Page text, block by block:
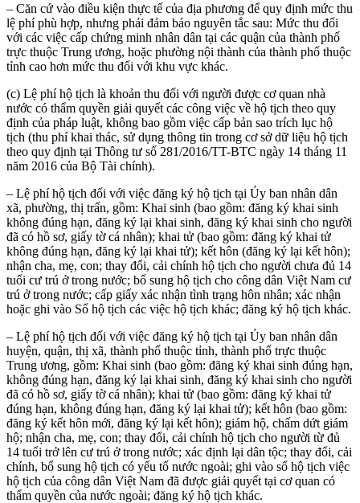
– Căn cứ vào điều kiện thực tế của địa phương để quy định mức thu
lệ phí phù hợp, nhưng phải đảm bảo nguyên tắc sau: Mức thu đối
với các việc cấp chứng minh nhân dân tại các quận của thành phố
trực thuộc Trung ương, hoặc phường nội thành của thành phố thuộc
tỉnh cao hơn mức thu đối với khu vực khác.
(c) Lệ phí hộ tịch là khoản thu đối với người được cơ quan nhà
nước có thẩm quyền giải quyết các công việc về hộ tịch theo quy
định của pháp luật, không bao gồm việc cấp bản sao trích lục hộ
tịch (thu phí khai thác, sử dụng thông tin trong cơ sở dữ liệu hộ tịch
theo quy định tại Thông tư số 281/2016/TT-BTC ngày 14 tháng 11
năm 2016 của Bộ Tài chính).
– Lệ phí hộ tịch đối với việc đăng ký hộ tịch tại Ủy ban nhân dân
xã, phường, thị trấn, gồm: Khai sinh (bao gồm: đăng ký khai sinh
không đúng hạn, đăng ký lại khai sinh, đăng ký khai sinh cho người
đã có hồ sơ, giấy tờ cá nhân); khai tử (bao gồm: đăng ký khai tử
không đúng hạn, đăng ký lại khai tử); kết hôn (đăng ký lại kết hôn);
nhận cha, mẹ, con; thay đổi, cải chính hộ tịch cho người chưa đủ 14
tuổi cư trú ở trong nước; bổ sung hộ tịch cho công dân Việt Nam cư
trú ở trong nước; cấp giấy xác nhận tình trạng hôn nhân; xác nhận
hoặc ghi vào Sổ hộ tịch các việc hộ tịch khác; đăng ký hộ tịch khác.
– Lệ phí hộ tịch đối với việc đăng ký hộ tịch tại Ủy ban nhân dân
huyện, quận, thị xã, thành phố thuộc tỉnh, thành phố trực thuộc
Trung ương, gồm: Khai sinh (bao gồm: đăng ký khai sinh đúng hạn,
không đúng hạn, đăng ký lại khai sinh, đăng ký khai sinh cho người
đã có hồ sơ, giấy tờ cá nhân); khai tử (bao gồm: đăng ký khai tử
đúng hạn, không đúng hạn, đăng ký lại khai tử); kết hôn (bao gồm:
đăng ký kết hôn mới, đăng ký lại kết hôn); giám hộ, chấm dứt giám
hộ; nhận cha, mẹ, con; thay đổi, cải chính hộ tịch cho người từ đủ
14 tuổi trở lên cư trú ở trong nước; xác định lại dân tộc; thay đổi, cải
chính, bổ sung hộ tịch có yếu tố nước ngoài; ghi vào sổ hộ tịch việc
hộ tịch của công dân Việt Nam đã được giải quyết tại cơ quan có
thẩm quyền của nước ngoài; đăng ký hộ tịch khác.